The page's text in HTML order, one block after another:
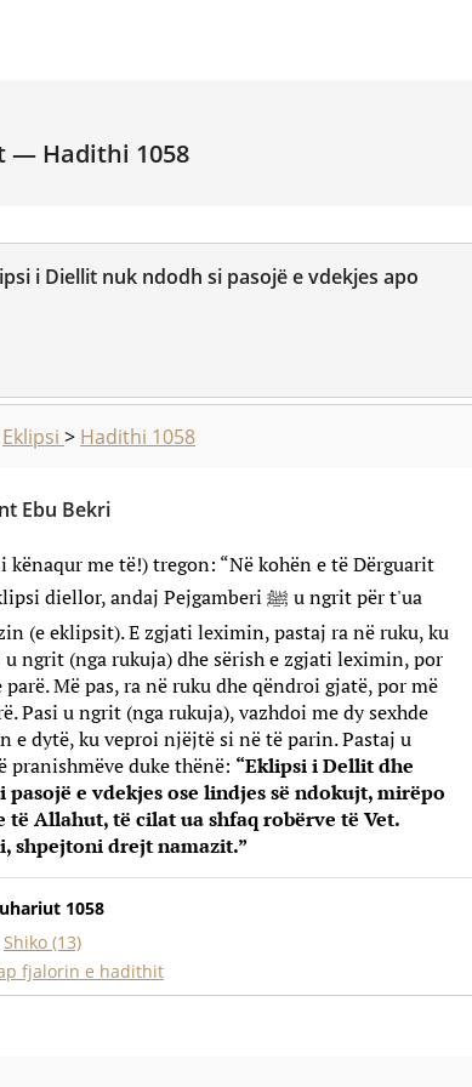
— Hadithi 1058
i Diellit nuk ndodh si pasojë e vdekjes apo
Eklipsi > Hadithi 1058
Ebu Bekri
me të!) tregon: “Në kohën e të Dërguarit
(e eklipsit). E zgjati leximin, pastaj ra në ruku, ku
ngrit (nga rukuja) dhe sërish e zgjati leximin, por
Më pas, ra në ruku dhe qëndroi gjatë, por më
Pasi u ngrit (nga rukuja), vazhdoi me dy sexhde
e dytë, ku veproi njëjtë si në të parin. Pastaj u
duke thënë: “Eklipsi i Dellit dhe
pasojë e vdekjes ose lindjes së ndokujt, mirëpo
të Allahut, të cilat ua shfaq robërve të Vet.
shpejtonidrejt namazit.”
1058
Shiko (13)
fjalorin e hadithit